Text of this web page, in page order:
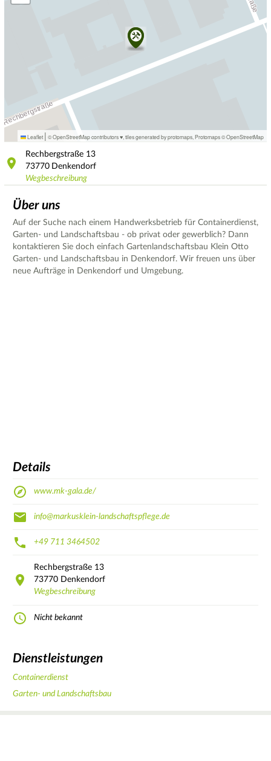
Leaflet | © OpenStreetMap contributors ♥, tiles generated by protomaps Protomaps©OpenStreetMap
Rechbergstraße 13
73770 Denkendorf
Wegbeschreibung
Über uns
Auf der Suche nach einem Handwerksbetrieb für Containerdienst,
Garten- und Landschaftsbau - ob privat oder gewerblich? Dann
kontaktieren Sie doch einfach Gartenlandschaftsbau Klein Otto
Garten- und Landschaftsbau in Denkendorf. Wir freuen uns über
neue Aufträge in Denkendorf und Umgebung.
Details
www.mk-gala.de/
info@markusklein-landschaftspflege.de
+49 711 3464502
Rechbergstraße 13
73770 Denkendorf
Wegbeschreibung
Nicht bekannt
Dienstleistungen
Containerdienst
Garten- und Landschaftsbau